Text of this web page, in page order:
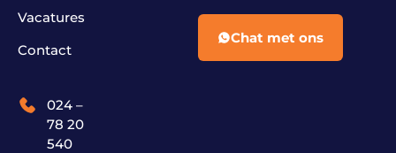
Chat met ons
Vacatures
Contact
024 –
78 20
540